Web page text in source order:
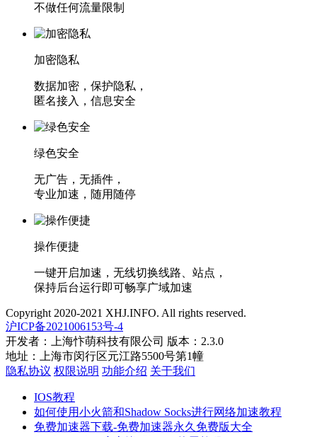
不做任何流量限制
加密隐私
数据加密，保护隐私，
匿名接入，信息安全
绿色安全
无广告，无插件，
专业加速，随用随停
操作便捷
一键开启加速，无线切换线路、站点，
保持后台运行即可畅享广域加速
Copyright 2020-2021 XHJ.INFO. All rights reserved.
沪ICP备2021006153号-4
开发者：上海忭萌科技有限公司 版本：2.3.0
地址：上海市闵行区元江路5500号第1幢
隐私协议 权限说明 功能介绍 关于我们
IOS教程
如何使用小火箭和Shadow Socks进行网络加速教程
免费加速器下载-免费加速器永久免费版大全